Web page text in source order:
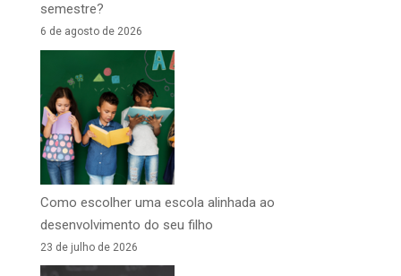
semestre?
6 de agosto de 2026
Como escolher uma escola alinhada ao
desenvolvimento do seu filho
23 de julho de 2026